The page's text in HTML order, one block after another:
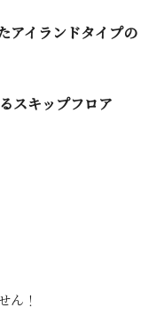
アイランドタイプの
スキップフロア
ん！